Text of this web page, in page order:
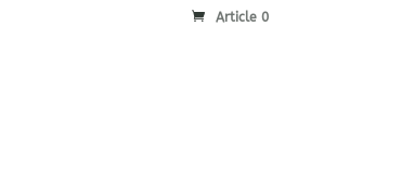
Article 0